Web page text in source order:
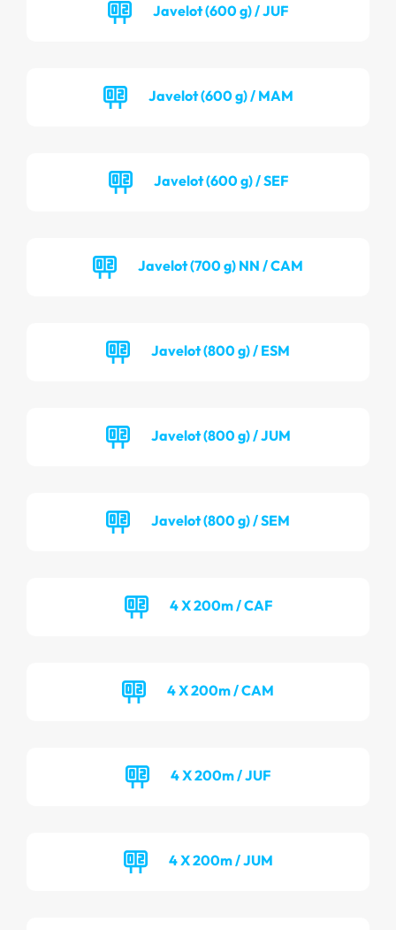
Javelot (600 g) / JUF
Javelot (600 g) / MAM
Javelot (600 g) / SEF
Javelot (700 g) NN / CAM
Javelot (800 g) / ESM
Javelot (800 g) / JUM
Javelot (800 g) / SEM
4 X 200m / CAF
4 X 200m / CAM
4 X 200m / JUF
4 X 200m / JUM